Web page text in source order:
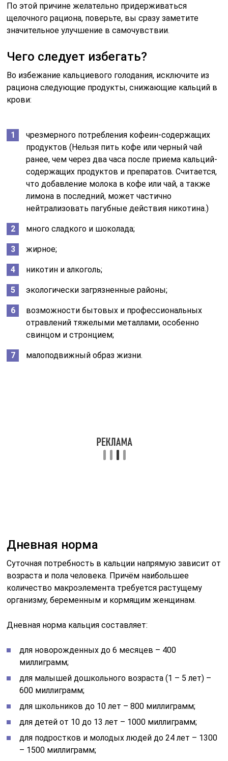
По этой причине желательно придерживаться
щелочного рациона, поверьте, вы сразу заметите
значительное улучшение в самочувствии.
Чего следует избегать?
Во избежание кальциевого голодания, исключите из
рациона следующие продукты, снижающие кальций в
крови:
чрезмерного потребления кофеин-содержащих
продуктов (Нельзя пить кофе или черный чай
ранее, чем через два часа после приема кальций-
содержащих продуктов и препаратов. Считается,
что добавление молока в кофе или чай, а также
лимона в последний, может частично
нейтрализовать пагубные действия никотина.)
много сладкого и шоколада;
жирное;
никотин и алкоголь;
экологически загрязненные районы;
возможности бытовых и профессиональных
отравлений тяжелыми металлами, особенно
свинцом и стронцием;
малоподвижный образ жизни.
Дневная норма
Суточная потребность в кальции напрямую зависит от
возраста и пола человека. Причём наибольшее
количество макроэлемента требуется растущему
организму, беременным и кормящим женщинам.
Дневная норма кальция составляет:
для новорожденных до 6 месяцев – 400
миллиграмм;
для малышей дошкольного возраста (1 – 5 лет) –
600 миллиграмм;
для школьников до 10 лет – 800 миллиграмм;
для детей от 10 до 13 лет – 1000 миллиграмм;
для подростков и молодых людей до 24 лет – 1300
– 1500 миллиграмм;